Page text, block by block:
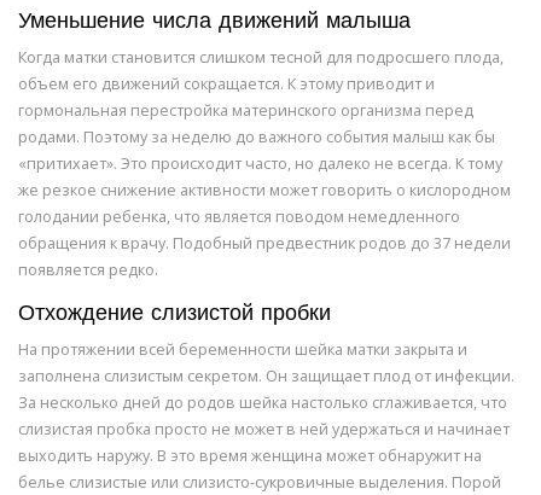
Уменьшение числа движений малыша
Когда матки становится слишком тесной для подросшего плода,
объем его движений сокращается. К этому приводит и
гормональная перестройка материнского организма перед
родами. Поэтому за неделю до важного события малыш как бы
«притихает». Это происходит часто, но далеко не всегда. К тому
же резкое снижение активности может говорить о кислородном
голодании ребенка, что является поводом немедленного
обращения к врачу. Подобный предвестник родов до 37 недели
появляется редко.
Отхождение слизистой пробки
На протяжении всей беременности шейка матки закрыта и
заполнена слизистым секретом. Он защищает плод от инфекции.
За несколько дней до родов шейка настолько сглаживается, что
слизистая пробка просто не может в ней удержаться и начинает
выходить наружу. В это время женщина может обнаружит на
белье слизистые или слизисто-сукровичные выделения. Порой